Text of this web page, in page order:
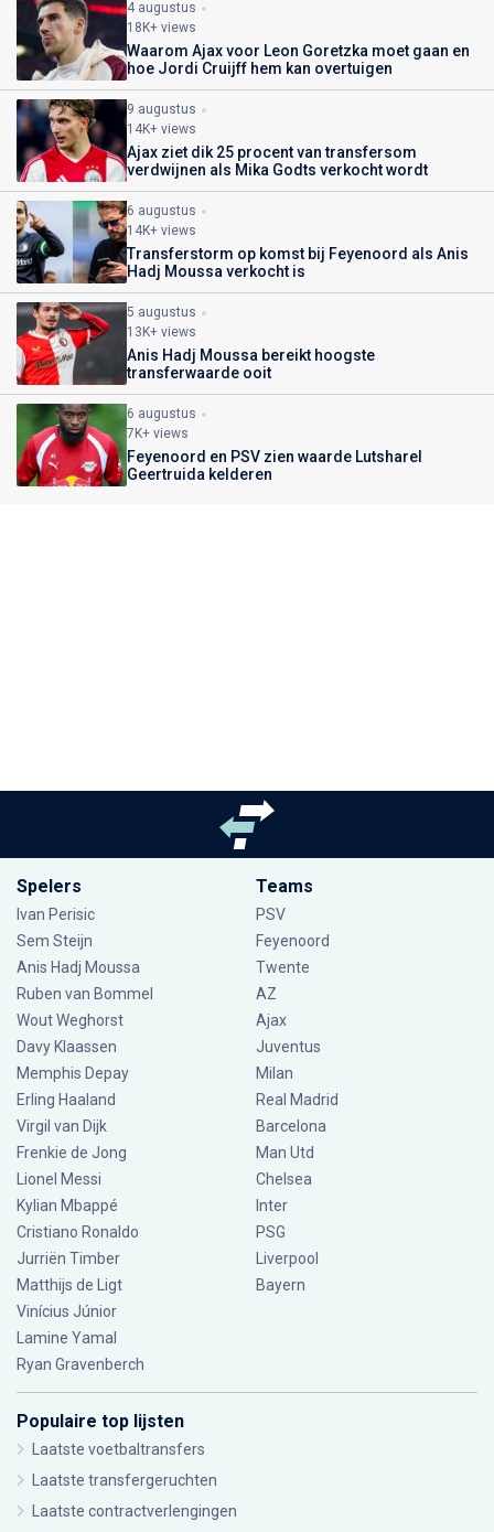
4 augustus
18K+ views
Waarom Ajax voor Leon Goretzka moet gaan en
hoe Jordi Cruijff hem kan overtuigen
9 augustus
14K+ views
Ajax ziet dik 25 procent van transfersom
verdwijnen als Mika Godts verkocht wordt
6 augustus
14K+ views
Transferstorm op komst bij Feyenoord als Anis
Hadj Moussa verkocht is
5 augustus
13K+ views
Anis Hadj Moussa bereikt hoogste
transferwaarde ooit
6 augustus
7K+ views
Feyenoord en PSV zien waarde Lutsharel
Geertruida kelderen
Spelers
Ivan Perisic
Sem Steijn
Anis Hadj Moussa
Ruben van Bommel
Wout Weghorst
Davy Klaassen
Memphis Depay
Erling Haaland
Virgil van Dijk
Frenkie de Jong
Lionel Messi
Kylian Mbappé
Cristiano Ronaldo
Jurriën Timber
Matthijs de Ligt
Vinícius Júnior
Lamine Yamal
Ryan Gravenberch
Teams
PSV
Feyenoord
Twente
AZ
Ajax
Juventus
Milan
Real Madrid
Barcelona
Man Utd
Chelsea
Inter
PSG
Liverpool
Bayern
Populaire top lijsten
Laatste voetbaltransfers
Laatste transfergeruchten
Laatste contractverlengingen